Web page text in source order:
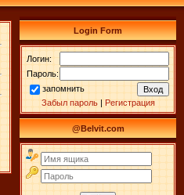
Login Form
Логин:
Пароль:
запомнить
Забыл пароль| Регистрация
@Belvit.com